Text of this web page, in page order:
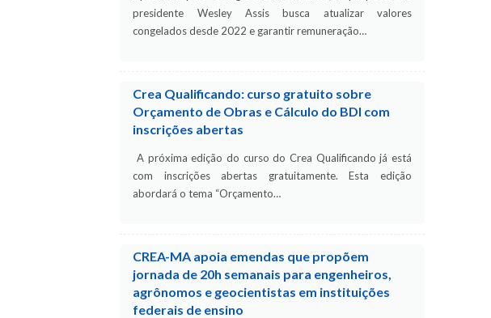
presidente Wesley Assis busca atualizar valores
congelados desde 2022 e garantir remuneração…
Crea Qualificando: curso gratuito sobre
Orçamento de Obras e Cálculo do BDI com
inscrições abertas
A próxima edição do curso do Crea Qualificando já está
com inscrições abertas gratuitamente. Esta edição
abordará o tema “Orçamento…
CREA-MA apoia emendas que propõem
jornada de 20h semanais para engenheiros,
agrônomos e geocientistas em instituições
federais de ensino